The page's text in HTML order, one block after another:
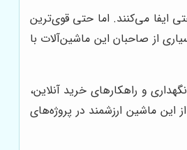
ایفا می‌کنند. اما حتی قوی‌ترین
از صاحبان این ماشین‌آلات با
و راهکارهای خرید آنلاین،
این ماشین ارزشمند در پروژه‌های